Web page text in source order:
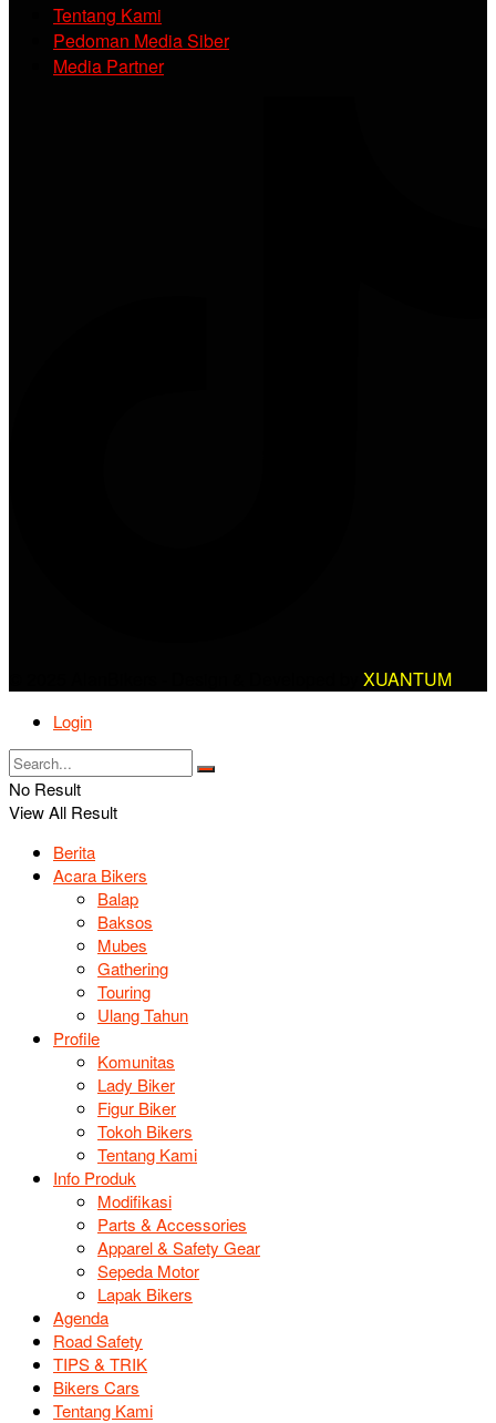
Tentang Kami
Pedoman Media Siber
Media Partner
XUANTUM
Login
No Result
View All Result
Berita
Acara Bikers
Balap
Baksos
Mubes
Gathering
Touring
Ulang Tahun
Profile
Komunitas
Lady Biker
Figur Biker
Tokoh Bikers
Tentang Kami
Info Produk
Modifikasi
Parts & Accessories
Apparel & Safety Gear
Sepeda Motor
Lapak Bikers
Agenda
Road Safety
TIPS & TRIK
Bikers Cars
Tentang Kami